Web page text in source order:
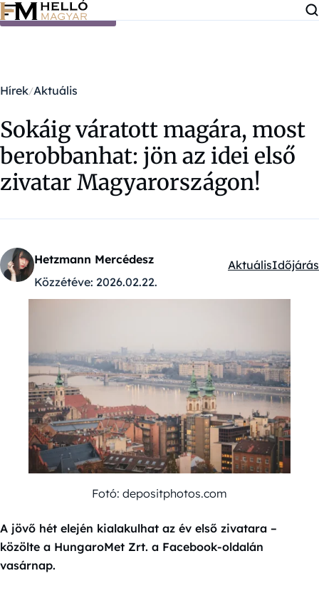
Ugrás a tartalomra
Hírek Aktuális
Sokáig váratott magára, most
berobbanhat: jön az idei első
zivatar Magyarországon!
Hetzmann Mercédesz
Közzétéve: 2026.02.22.
Kategóriák:
AktuálisIdőjárás
Fotó: depositphotos.com
A jövő hét elején kialakulhat az év első zivatara –
közölte a HungaroMet Zrt. a Facebook-oldalán
vasárnap.